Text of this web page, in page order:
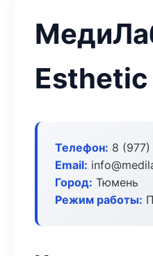
Телефон: 8
Email:
Город: Тюмень
Режим работы: